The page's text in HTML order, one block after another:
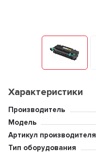
Характеристики
Производитель
Модель
Артикул производителя
Тип оборудования